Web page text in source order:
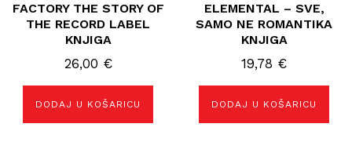
FACTORY THE STORY OF
THE RECORD LABEL
KNJIGA
26,00 €
DODAJ U KOŠARICU
ELEMENTAL – SVE,
SAMO NE ROMANTIKA
KNJIGA
19,78 €
DODAJ U KOŠARICU